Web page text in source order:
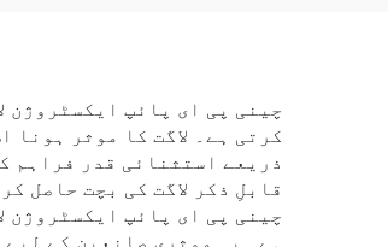
چینی پی ای پائپ ایکسٹروژن
کرتی ہے۔ لاگت کا موثر
ذریعے استثنائی قدر فراہم
قابلِ ذکر لاگت کی بچت حاصل
چینی پی ای پائپ ایکسٹروژن